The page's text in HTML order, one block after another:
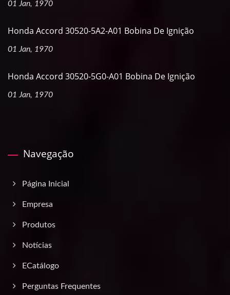
01 Jan, 1970
Honda Accord 30520-5A2-A01 Bobina De Ignição
01 Jan, 1970
Honda Accord 30520-5G0-A01 Bobina De Ignição
01 Jan, 1970
Navegação
Página Inicial
Empresa
Produtos
Notícias
ECatálogo
Perguntas Frequentes